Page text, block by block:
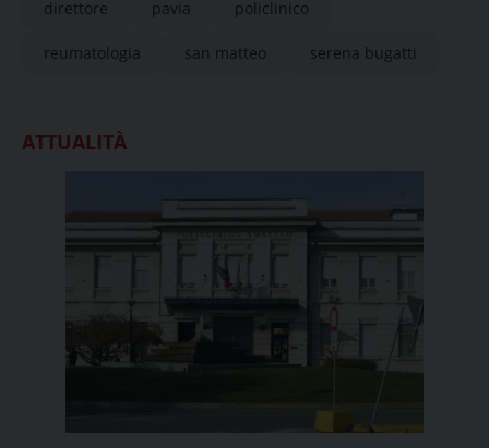
direttore pavia policlinico
reumatologia san matteo serena bugatti
ATTUALITÀ